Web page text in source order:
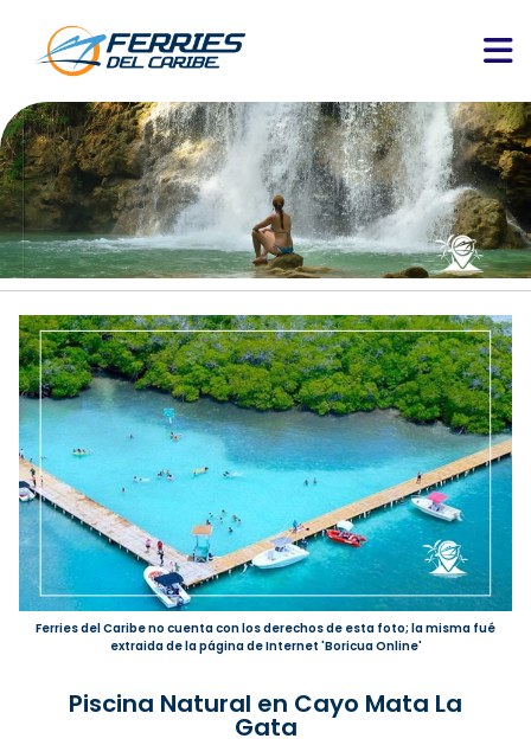
Ferries del Caribe no cuenta con los derechos de esta foto; la misma fué
extraida de la página de Internet 'Boricua Online'
Piscina Natural en Cayo Mata La
Gata